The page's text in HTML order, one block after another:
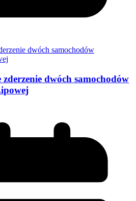
dwóch samochodów